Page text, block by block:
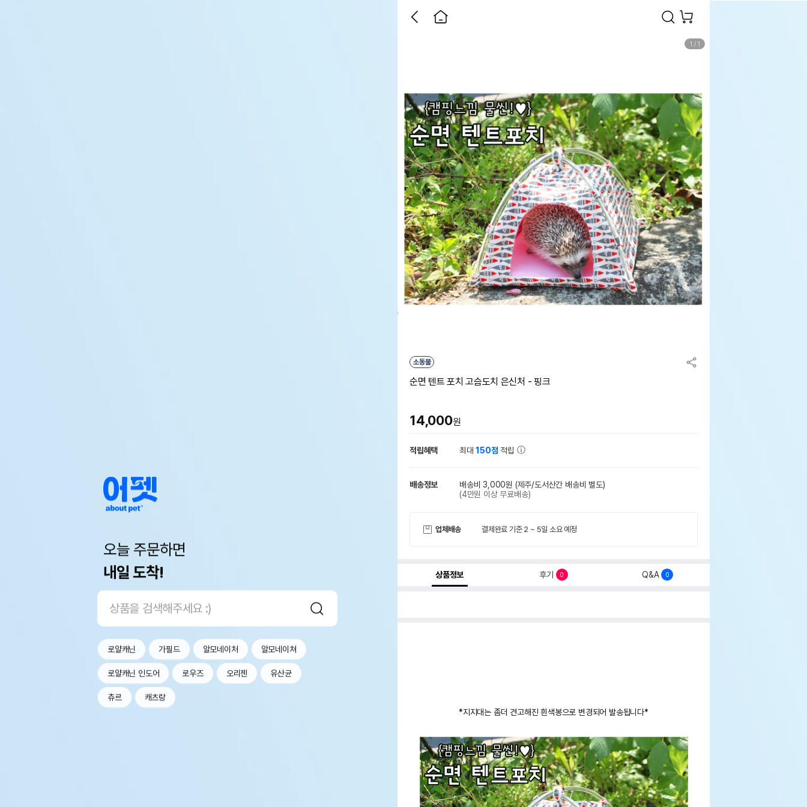
오늘 주문하면
내일 도착!
로얄캐닌 가필드 알모네이처 알모네이쳐
로얄캐닌 인도어 로우즈 오리젠 유산균
츄르 캐츠랑
1 / 1
소동물
순면 텐트 포치 고슴도치 은신처 - 핑크
14,000원
적립혜택 최대150점 적립
배송정보 배송비 3,000원 (제주/도서산간 배송비 별도)
(4만원 이상 무료배송)
업체배송 결제완료 기준 2 ~ 5일 소요 예정
상품정보 후기 0 Q&A 0
*지지대는 좀더 견고해진 흰색봉으로 변경되어 발송됩니다*